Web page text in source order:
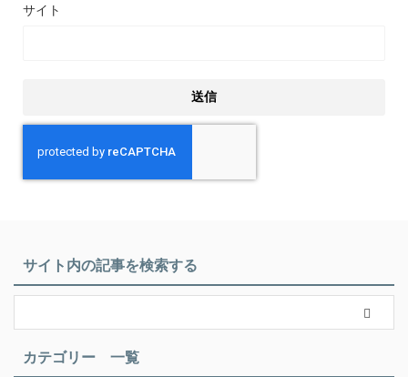
サイト
サイト内の記事を検索する
カテゴリー 一覧